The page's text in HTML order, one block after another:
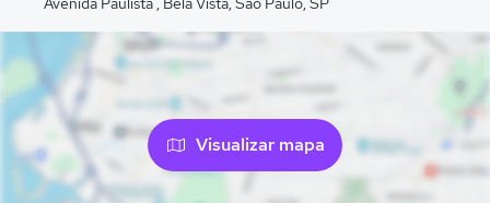
Visualizar mapa